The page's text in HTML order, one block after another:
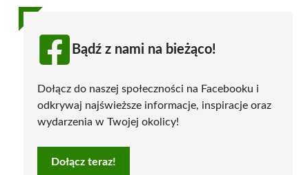
Bądź z nami na bieżąco!
Dołącz do naszej społeczności na Facebooku i
odkrywaj najświeższe informacje, inspiracje oraz
wydarzenia w Twojej okolicy!
Dołącz teraz!